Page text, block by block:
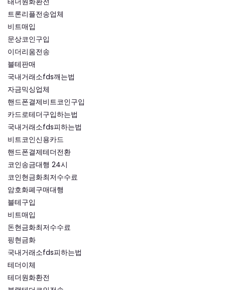
트론리플전송업체
비트매입
문상코인구입
이더리움전송
블테판매
국내거래소fds깨는법
자금믹싱업체
핸드폰결제비트코인구입
카드로테더구입하는법
국내거래소fds피하는법
비트코인신용카드
핸드폰결제테더전환
코인송금대행 24시
코인현금화최저수수료
암호화폐구매대행
블테구입
비트매입
돈현금화최저수수료
핑현금화
국내거래소fds피하는법
테더이체
테더원화환전